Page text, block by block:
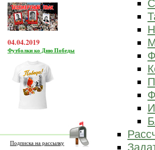
04.04.2019
Футболки ко Дню Победы
Подписка на рассылку